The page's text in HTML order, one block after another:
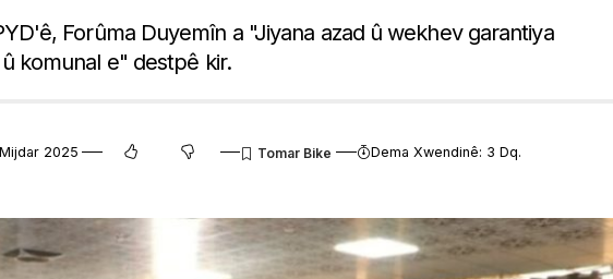
Forûma Duyemîn a "Jiyana azad û wekhev garantiya
komunal e" destpê kir.
2025 Dema Xwendinê: 3 Dq.